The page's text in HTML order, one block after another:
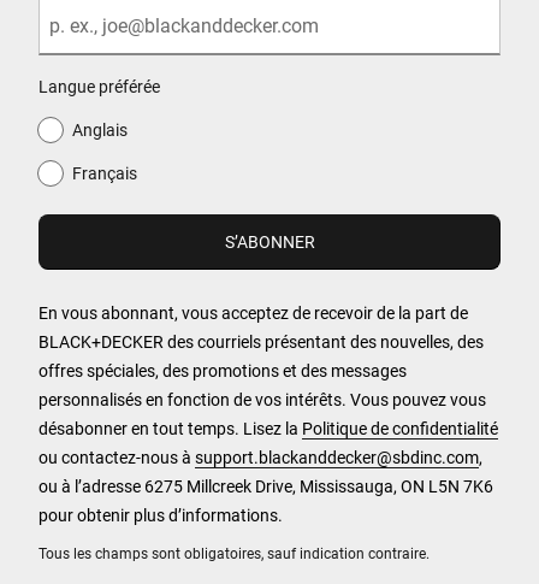
Tous les champs sont obligatoires, sauf indication contraire.
Langue préférée
Anglais
Français
En vous abonnant, vous acceptez de recevoir de la part de
BLACK+DECKER des courriels présentant des nouvelles, des
offres spéciales, des promotions et des messages
personnalisés en fonction de vos intérêts. Vous pouvez vous
désabonner en tout temps. Lisez la Politique de confidentialité
ou contactez-nous à support.blackanddecker@sbdinc.com,
ou à l’adresse 6275 Millcreek Drive, Mississauga, ON L5N 7K6
pour obtenir plus d’informations.